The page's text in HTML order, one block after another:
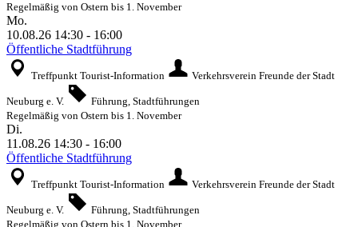
Regelmäßig von Ostern bis 1. November
Mo.
10.08.26 14:30 - 16:00
Öffentliche Stadtführung
Treffpunkt Tourist-Information Verkehrsverein Freunde der Stadt
Neuburg e. V.
Führung, Stadtführungen
Regelmäßig von Ostern bis 1. November
Di.
11.08.26 14:30 - 16:00
Öffentliche Stadtführung
Treffpunkt Tourist-Information Verkehrsverein Freunde der Stadt
Neuburg e. V.
Führung, Stadtführungen
Regelmäßig von Ostern bis 1. November